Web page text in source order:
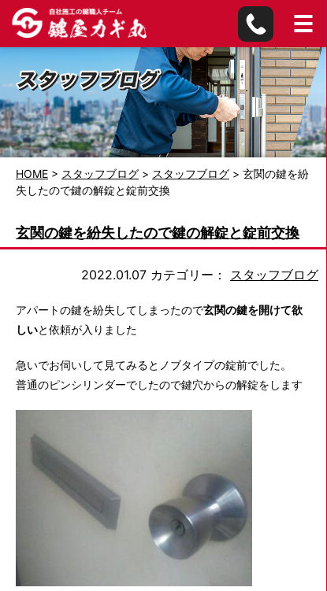
HOME > スタッフブログ > スタッフブログ > 玄関の鍵を紛
失したので鍵の解錠と錠前交換
玄関の鍵を紛失したので鍵の解錠と錠前交換
2022.01.07 カテゴリー： スタッフブログ
アパートの鍵を紛失してしまったので玄関の鍵を開けて欲
しいと依頼が入りました
急いでお伺いして見てみるとノブタイプの錠前でした。
普通のピンシリンダーでしたので鍵穴からの解錠をします